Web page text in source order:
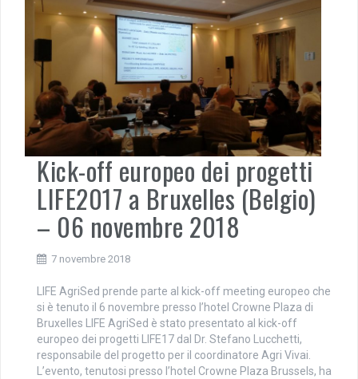
Kick-off europeo dei progetti
LIFE2017 a Bruxelles (Belgio)
– 06 novembre 2018
7 novembre 2018
LIFE AgriSed prende parte al kick-off meeting europeo che
si è tenuto il 6 novembre presso l’hotel Crowne Plaza di
Bruxelles LIFE AgriSed è stato presentato al kick-off
europeo dei progetti LIFE17 dal Dr. Stefano Lucchetti,
responsabile del progetto per il coordinatore Agri Vivai.
L’evento, tenutosi presso l’hotel Crowne Plaza Brussels, ha